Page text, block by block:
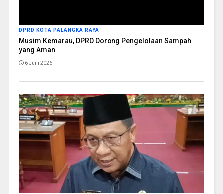
DPRD KOTA PALANGKA RAYA
Musim Kemarau, DPRD Dorong Pengelolaan Sampah
yang Aman
6 Juni 2026